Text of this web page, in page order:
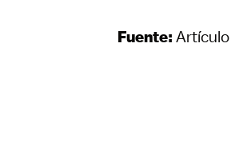
Fuente: Artículo